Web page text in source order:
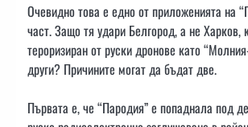
Очевидно това е едно от приложенията на
част. Защо тя удари Белгород, а не Харков,
тероризиран от руски дронове като
други? Причините могат да бъдат две.
Първата е, че “Пародия” е попаднала под